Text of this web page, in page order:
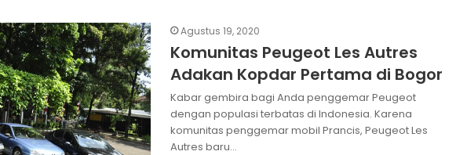
Agustus 19, 2020
Komunitas Peugeot Les Autres
Adakan Kopdar Pertama di Bogor
Kabar gembira bagi Anda penggemar Peugeot
dengan populasi terbatas di Indonesia. Karena
komunitas penggemar mobil Prancis, Peugeot Les
Autres baru…